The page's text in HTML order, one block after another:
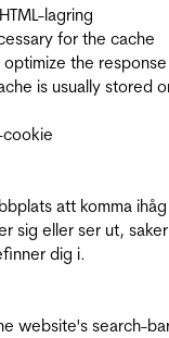
lagring
for the cache
the
is usually stored
cookie
att komma ihåg
sig eller ser ut,
dig i.
website's search-